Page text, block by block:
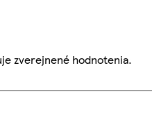
zverejnené hodnotenia.